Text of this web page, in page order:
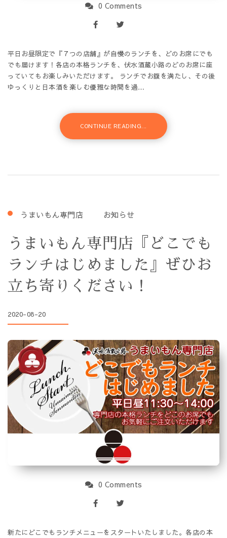
0 Comments
平日お昼限定で『７つの店舗』が自慢のランチを、どのお席にでも
でも届けます！各店の本格ランチを、伏水酒蔵小路のどのお席に座
っていてもお楽しみいただけます。 ランチでお腹を満たし、その後
ゆっくりと日本酒を楽しむ優雅な時間を過…
CONTINUE READING...
うまいもん専門店 お知らせ
うまいもん専門店『どこでも
ランチはじめました』ぜひお
立ち寄りください！
2020-08-20
0 Comments
新たにどこでもランチメニューをスタートいたしました。各店の本